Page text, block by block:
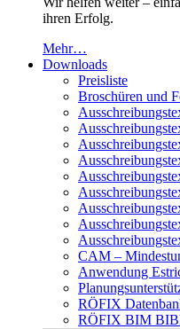
ihren Erfolg.
Mehr…
Downloads
Preisliste
Broschüren und
CAM –
Anwendung
RÖFIX
RÖFIX BIM